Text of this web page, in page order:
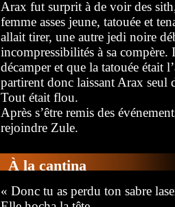
Arax fut surprit à de voir des
femme asses jeune, tatouée et
allait tirer, une autre jedi noire
incompressibilités à sa
décamper et que la tatouée était
partirent donc laissant Arax seul
Tout était flou.
Après s’être remis des
rejoindre Zule.
À la cantina
« Donc tu as perdu ton sabre